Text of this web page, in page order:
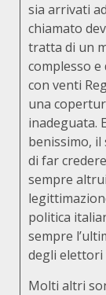
sia arrivati
chiamato
tratta di un
complesso
con venti
una
inadeguata.
benissimo,
di far
sempre
politica
sempre
degli elettori
Molti altri